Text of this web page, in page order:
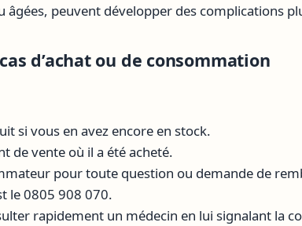
peuvent développer des complications
d’achat ou de consommation
si vous en avez encore en stock.
de vente où il a été acheté.
pour toute question ou demande de
le 0805 908 070.
rapidement un médecin en lui signalant la